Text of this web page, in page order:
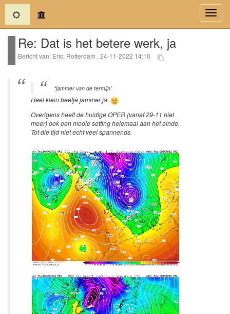
(current)
Re: Dat is het betere werk, ja
Bericht van: Eric, Rotterdam , 24-11-2022 14:10
*jammer van de termijn’
Heel klein beetje jammer ja.
Overigens heeft de huidige OPER (vanaf 29-11 niet
meer) ook een mooie setting helemaal aan het einde.
Tot die tijd niet echt veel spannends.